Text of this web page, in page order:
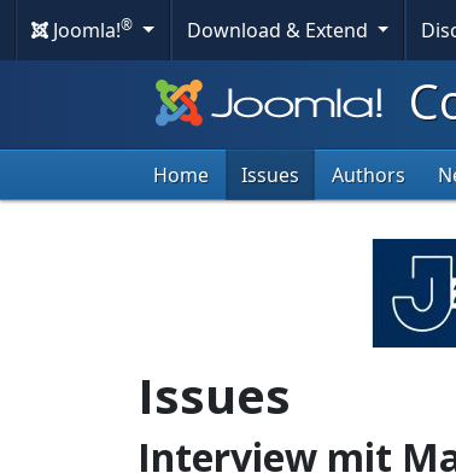
Joomla!® Download & Extend
Home Issues Authors
Issues
Interview mit